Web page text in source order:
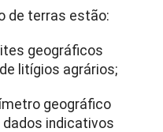
de terras estão:
geográficos
litígios agrários;
geográfico
indicativos